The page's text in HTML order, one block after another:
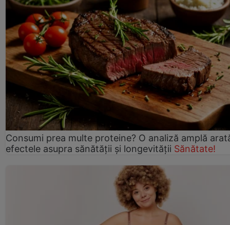
Consumi prea multe proteine? O analiză amplă
efectele asupra sănătății și longevității Sănătate!